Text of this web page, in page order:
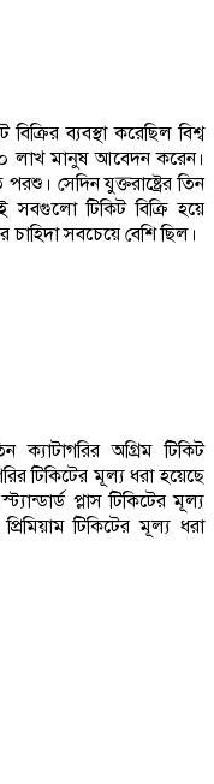
ব্যবস্থা করেছিল বিশ্ব
লাখ মানুষ আবেদন করেন।
সেদিন যুক্তরাষ্ট্রের তিন
সবগুলো টিকিট বিক্রি হয়ে
চাহিদা সবচেয়ে বেশি ছিল।
ক্যাটাগরির অগ্রিম টিকিট
টিকিটের মূল্য ধরা হয়েছে
প্লাস টিকিটের মূল্য
টিকিটের মূল্য ধরা